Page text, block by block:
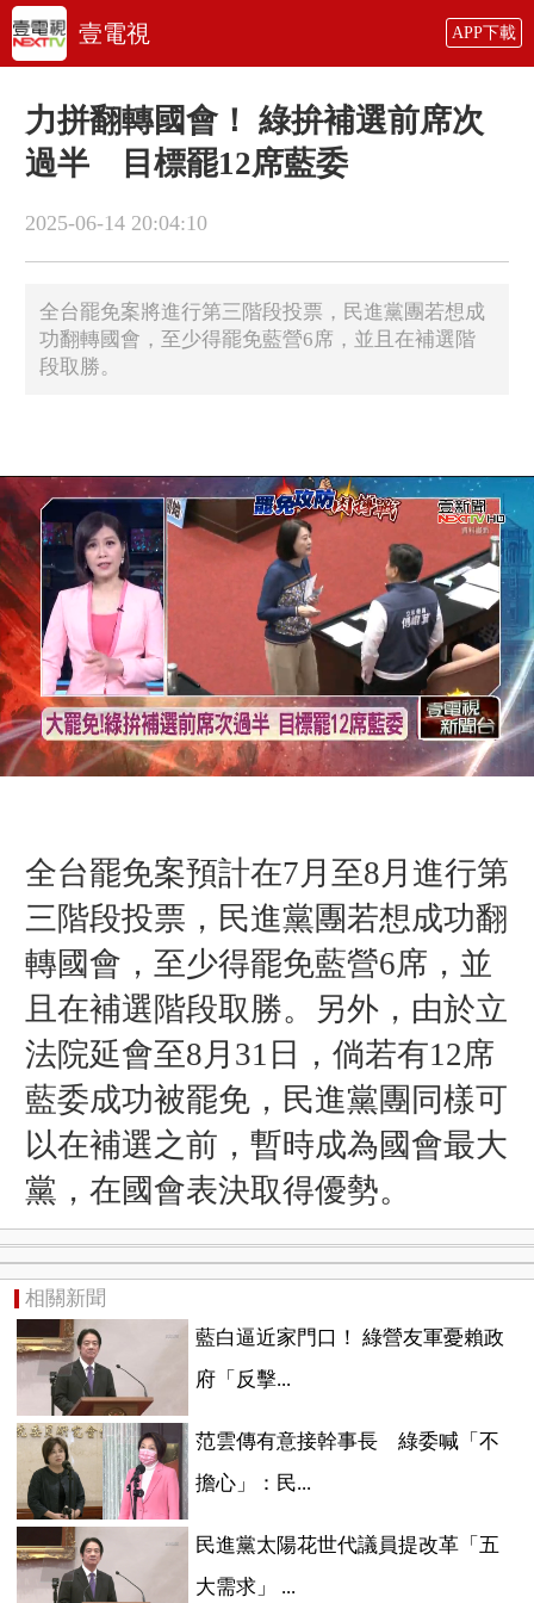
壹電視 APP下載
力拼翻轉國會！ 綠拚補選前席次
過半 目標罷12席藍委
2025-06-14 20:04:10
全台罷免案將進行第三階段投票，民進黨團若想成
功翻轉國會，至少得罷免藍營6席，並且在補選階
段取勝。
全台罷免案預計在7月至8月進行第
三階段投票，民進黨團若想成功翻
轉國會，至少得罷免藍營6席，並
且在補選階段取勝。另外，由於立
法院延會至8月31日，倘若有12席
藍委成功被罷免，民進黨團同樣可
以在補選之前，暫時成為國會最大
黨，在國會表決取得優勢。
相關新聞
藍白逼近家門口！ 綠營友軍憂賴政
府「反擊...
范雲傳有意接幹事長 綠委喊「不
擔心」：民...
民進黨太陽花世代議員提改革「五
大需求」 ...